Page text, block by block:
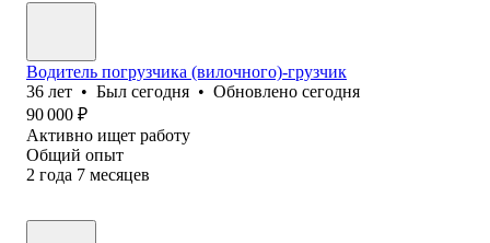
Водитель погрузчика (вилочного)-грузчик
36 лет • Был сегодня • Обновлено сегодня
90 000 ₽
Активно ищет работу
Общий опыт
2 года 7 месяцев